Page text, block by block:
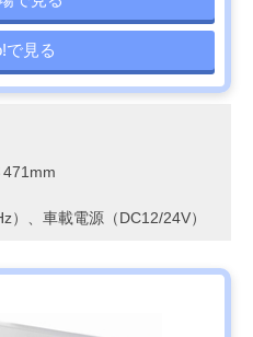
で見る
）、車載電源（DC12/24V）